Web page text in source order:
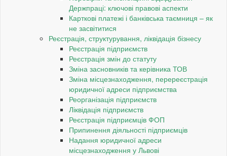
Держпраці: ключові правові аспекти
Карткові платежі і банківська таємниця – як
не засвітитися
Реєстрація, структурування, ліквідація бізнесу
Реєстрація підприємств
Реєстрація змін до статуту
Зміна засновників та керівника ТОВ
Зміна місцезнаходження, перереєстрація
юридичної адреси підприємства
Реорганізація підприємств
Ліквідація підприємств
Реєстрація підприємців ФОП
Припинення діяльності підприємців
Надання юридичної адреси
місцезнаходження у Львові